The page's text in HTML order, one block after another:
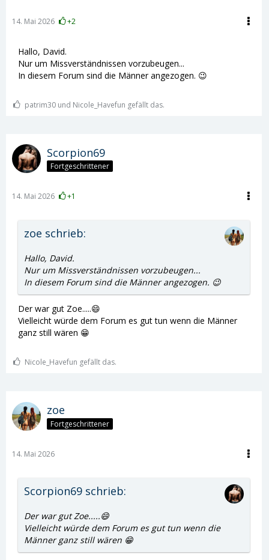
14. Mai 2026 +2
Hallo, David.
Nur um Missverständnissen vorzubeugen...
In diesem Forum sind die Männer angezogen. 😉
patrim30 und Nicole_Havefun gefällt das.
Scorpion69
Fortgeschrittener
14. Mai 2026 +1
zoe schrieb:
Hallo, David.
Nur um Missverständnissen vorzubeugen...
In diesem Forum sind die Männer angezogen. 😉
Der war gut Zoe.....😄
Vielleicht würde dem Forum es gut tun wenn die Männer
ganz still wären 😁
Nicole_Havefun gefällt das.
zoe
Fortgeschrittener
14. Mai 2026
Scorpion69 schrieb:
Der war gut Zoe.....😄
Vielleicht würde dem Forum es gut tun wenn die
Männer ganz still wären 😁